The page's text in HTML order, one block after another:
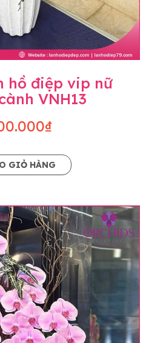
hồ điệp vip nữ
VNH13
GIỎ HÀNG